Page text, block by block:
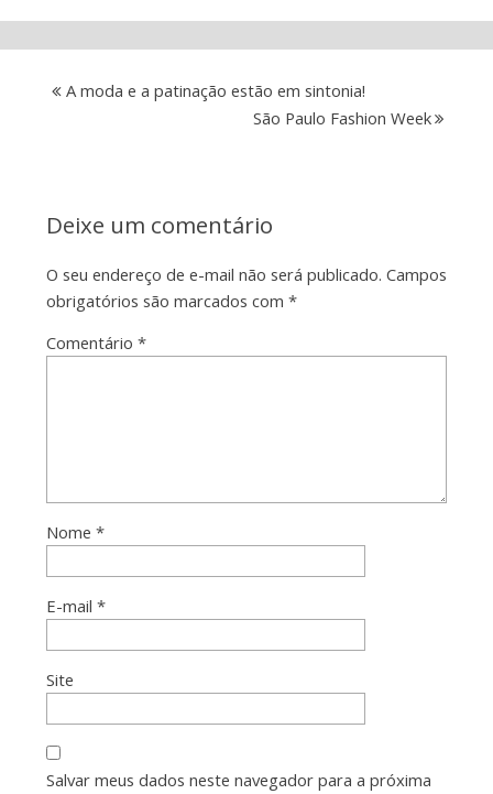
A moda e a patinação estão em sintonia!
São Paulo Fashion Week
Deixe um comentário
O seu endereço de e-mail não será publicado. Campos
obrigatórios são marcados com *
Comentário *
Nome *
E-mail *
Site
Salvar meus dados neste navegador para a próxima